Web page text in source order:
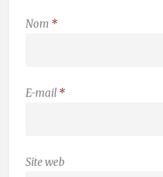
Nom *
E-mail *
Site web